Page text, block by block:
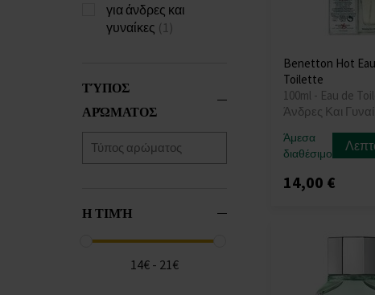
για άνδρες και
γυναίκες (1)
ΤΎΠΟΣ
ΑΡΏΜΑΤΟΣ
Η ΤΙΜΉ
14€ - 21€
Benetton Hot
Toilette
100ml - Eau de
Άνδρες Και
Άμεσα
διαθέσιμο
14,00 €